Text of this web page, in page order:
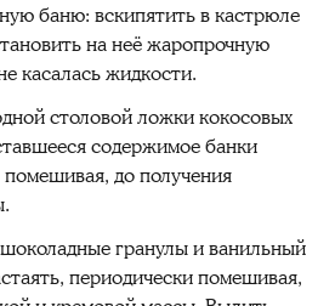
баню: вскипятить в кастрюле
на неё жаропрочную
касалась жидкости.
столовой ложки кокосовых
содержимое банки
помешивая, до получения
гранулы и ванильный
периодически помешивая,